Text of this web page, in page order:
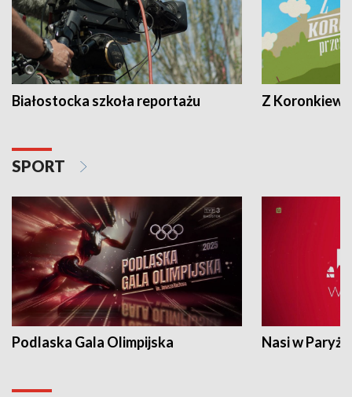
Białostocka szkoła reportażu Z
SPORT
Podlaska Gala Olimpijska Nasi w Paryżu